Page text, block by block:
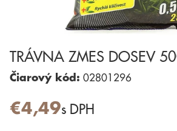
TRÁVNA ZMES DOSEV
Čiarový kód: 02801296
€4,49s DPH